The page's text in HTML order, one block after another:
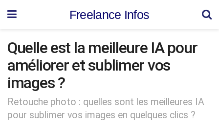
Freelance Infos
Quelle est la meilleure IA pour
améliorer et sublimer vos
images ?
Retouche photo : quelles sont les meilleures IA
pour sublimer vos images en quelques clics ?